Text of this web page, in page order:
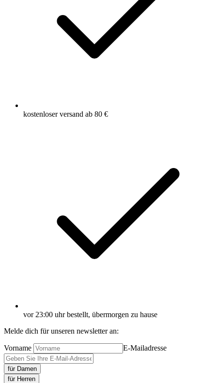
kostenloser versand ab 80 €
vor 23:00 uhr bestellt, übermorgen zu hause
Melde dich für unseren newsletter an:
Vorname E-Mailadresse
für Damen
für Herren